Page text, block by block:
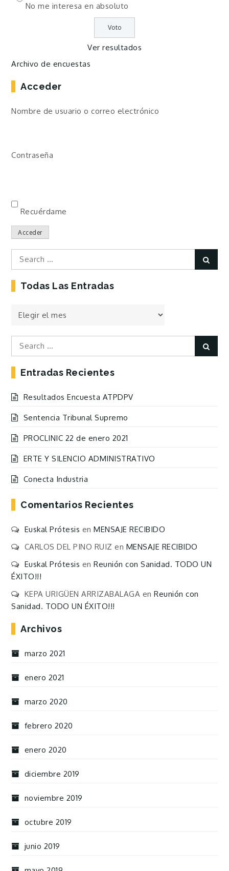
No me interesa en absoluto
Ver resultados
Archivo de encuestas
Acceder
Nombre de usuario o correo electrónico
Contraseña
Recuérdame
Acceder
Search
Todas Las Entradas
Entradas
Search
Entradas Recientes
Resultados Encuesta ATPDPV
Sentencia Tribunal Supremo
PROCLINIC 22 de enero 2021
ERTE Y SILENCIO ADMINISTRATIVO
Conecta Industria
Comentarios Recientes
Euskal Prótesis enMENSAJE RECIBIDO
CARLOS DEL PINO RUIZ en MENSAJE RECIBIDO
Euskal Prótesis enReunión con Sanidad. TODO UN
ÉXITO!!!
KEPA URIGÜEN ARRIZABALAGA enReunión con
Sanidad. TODO UN ÉXITO!!!
Archivos
marzo 2021
enero 2021
marzo 2020
febrero 2020
enero 2020
diciembre 2019
noviembre 2019
octubre 2019
junio 2019